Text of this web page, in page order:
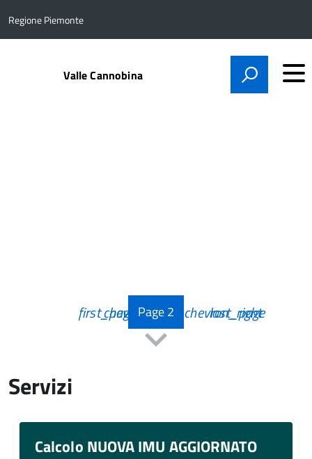
Regione Piemonte
Valle Cannobina
first_page
Inizio
chevron_left
Inizio
Page2 chevron_right
last_page
Inizio
Servizi
Calcolo NUOVA IMU AGGIORNATO